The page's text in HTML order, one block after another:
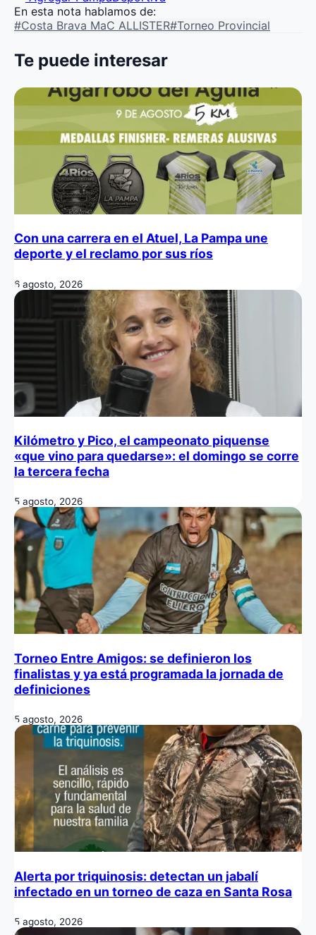
En esta nota hablamos de:
#Costa Brava MaC ALLISTER#Torneo Provincial
Te puede interesar
Con una carrera en el Atuel, La Pampa une
deporte y el reclamo por sus ríos
6 agosto, 2026
Kilómetro y Pico, el campeonato piquense
«que vino para quedarse»: el domingo se corre
la tercera fecha
5 agosto, 2026
Torneo Entre Amigos: se definieron los
finalistas y ya está programada la jornada de
definiciones
5 agosto, 2026
Alerta por triquinosis: detectan un jabalí
infectado en un torneo de caza en Santa Rosa
5 agosto, 2026